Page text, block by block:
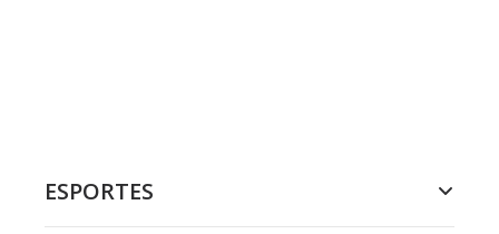
ESPORTES